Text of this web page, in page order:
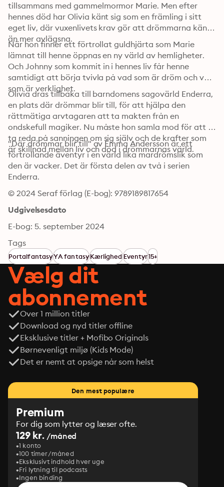
tillsammans med gammelmormor Marie. Men efter
hennes död har Olivia känt sig som en främling i sitt
eget liv, där vuxenlivets krav gör att drömmarna känns
än mer avlägsna.
När hon finner ett förtrollat guldhjärta som Marie
lämnat till henne öppnas en ny värld av hemligheter.
Och Johnny som kommit in i hennes liv får henne
samtidigt att börja tvivla på vad som är dröm och vad
som är verklighet.
Olivia dras tillbaka till barndomens sagovärld Enderra,
en plats där drömmar blir till, för att hjälpa den
rättmätiga arvtagaren att ta makten från en
ondskefull magiker. Nu måste hon samla mod för att
ta reda på sanningen om sig själv och de krafter som
är skillnad mellan liv och död i drömmarnas värld.
"Där drömmar blir till" av Emma Andersson är ett
förtrollande äventyr i en värld lika mardrömslik som
den är vacker. Det är första delen av två i serien
Enderra.
© 2024 Seraf förlag (E-bog): 9789189817654
Udgivelsesdato
E-bog: 5. september 2024
Tags
PortalfantasyYA fantasyKærlighedEventyr15+
Vælg dit
abonnement
Over 1 million titler
Download og nyd titler offline
Eksklusive titler + Mofibo Originals
Børnevenligt miljø (Kids Mode)
Det er nemt at opsige når som helst
Den mest populære
Premium
For dig som lytter og læser ofte.
129 kr. /måned
1 konto
100 timer/måned
Eksklusivt indhold hver uge
Fri lytning til podcasts
Ingen binding